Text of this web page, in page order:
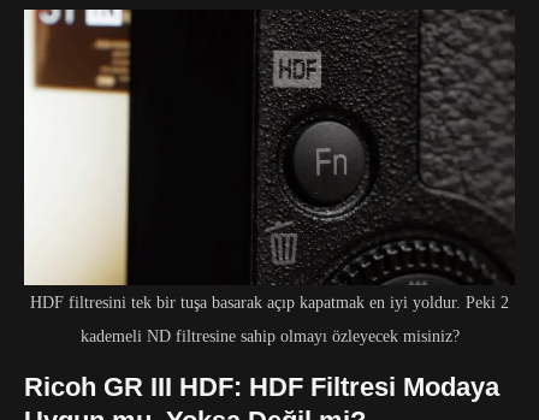
HDF filtresini tek bir tuşa basarak açıp kapatmak en iyi yoldur. Peki 2
kademeli ND filtresine sahip olmayı özleyecek misiniz?
Ricoh GR III HDF: HDF Filtresi Modaya